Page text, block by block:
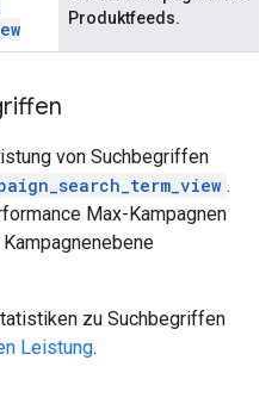
Produktfeeds.
von Suchbegriffen
.
Max-Kampagnen
zu Suchbegriffen
Leistung.